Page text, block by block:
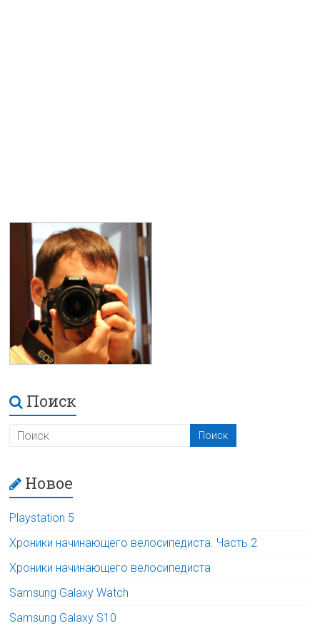
Поиск
Новое
Playstation 5
Хроники начинающего велосипедиста. Часть 2
Хроники начинающего велосипедиста
Samsung Galaxy Watch
Samsung Galaxy S10